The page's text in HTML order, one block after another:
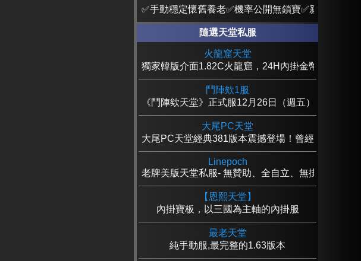
✅手動穩定懷舊養老✅機率公開無鎖寶✅新手直升55
隨選天堂私服
火龍窟天堂
獨家韓版介面1.82C火龍窟，24H內掛金幣不倒服
鬥陣欸1服
《鬥陣欸天堂》正式服12月26日（週五）18:00 正
大尾PC天堂
大尾PC天堂經典381版本震撼登場！曾經的熱血從
Linepoch
老牌美版天堂私服- 無贊助、全自立、無掛機、無輔
【恩熙天堂】
內掛寶板，以三國為主軸的內掛服
最老天堂
純手動服,最完整的1.63版本